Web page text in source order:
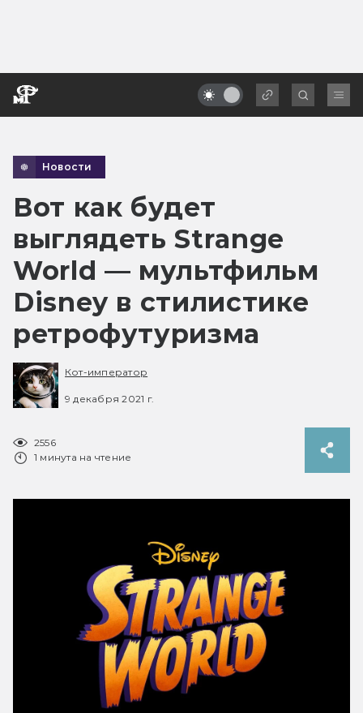
Новости
Вот как будет
выглядеть Strange
World — мультфильм
Disney в стилистике
ретрофутуризма
Кот-император
9 декабря 2021 г.
2556
1 минута на чтение